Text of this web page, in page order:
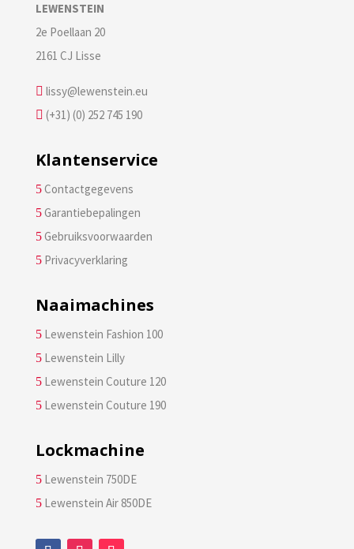
LEWENSTEIN
2e Poellaan 20
2161 CJ Lisse
 lissy@lewenstein.eu
 (+31) (0) 252 745 190
Klantenservice
5Contactgegevens
5Garantiebepalingen
5Gebruiksvoorwaarden
5 Privacyverklaring
Naaimachines
5 Lewenstein Fashion 100
5 Lewenstein Lilly
5 Lewenstein Couture 120
5 Lewenstein Couture 190
Lockmachine
5 Lewenstein 750DE
5 Lewenstein Air 850DE